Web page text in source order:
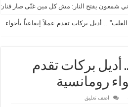
داني شمعون يفتح النار: مش كل مين غنّى صار
.. أديل بركات تقدم عملاً إيقاعياً بأجواء
أديل بركات تقدم
رومانسية
اضف تعليق